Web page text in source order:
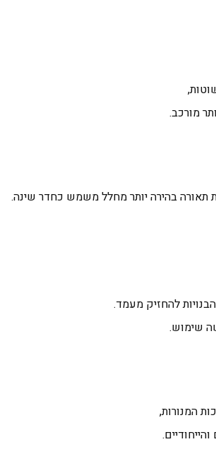
מורכב.
בהירה יותר מחלל משמש כחדר שינה.
להחזיק מעמד.
שימוש.
המנורות,